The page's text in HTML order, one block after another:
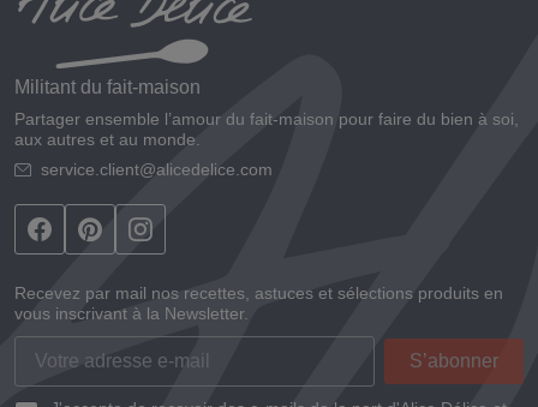
Militant du fait-maison
Partager ensemble l’amour du fait-maison pour faire du bien à soi,
aux autres et au monde.
service.client@alicedelice.com
Recevez par mail nos recettes, astuces et sélections produits en
vous inscrivant à la Newsletter.